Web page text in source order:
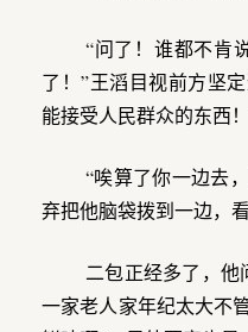
“问了！谁都不肯
了！”王滔目视前方坚
能接受人民群众的东西
“唉算了你一边去
弃把他脑袋拨到一边，看
二包正经多了，他
一家老人家年纪太大不